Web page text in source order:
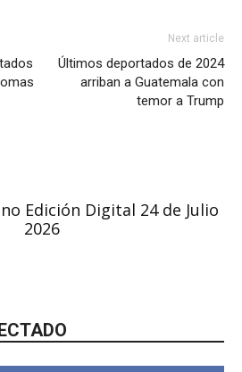
Next article
Últimos deportados de 2024
arriban a Guatemala con
temor a Trump